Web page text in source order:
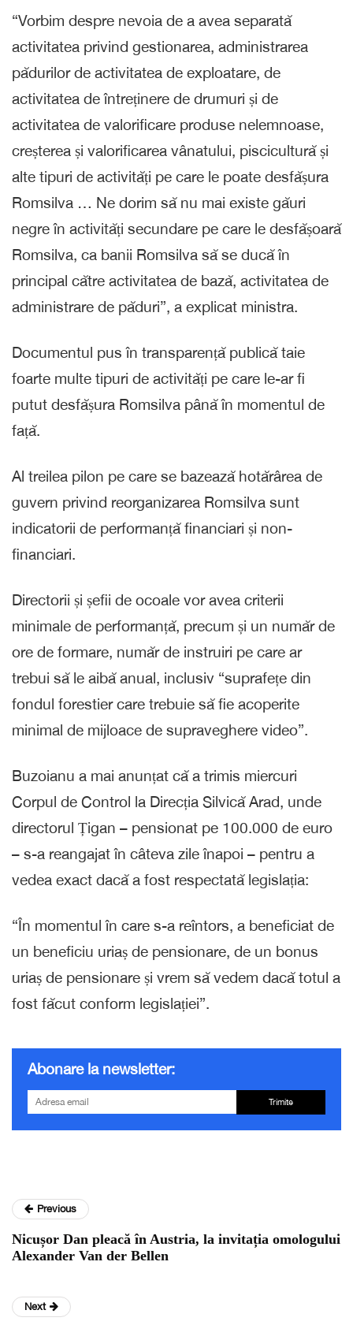
“Vorbim despre nevoia de a avea separată
activitatea privind gestionarea, administrarea
pădurilor de activitatea de exploatare, de
activitatea de întreținere de drumuri și de
activitatea de valorificare produse nelemnoase,
creșterea și valorificarea vânatului, piscicultură și
alte tipuri de activități pe care le poate desfășura
Romsilva … Ne dorim să nu mai existe găuri
negre în activități secundare pe care le desfășoară
Romsilva, ca banii Romsilva să se ducă în
principal către activitatea de bază, activitatea de
administrare de păduri”, a explicat ministra.
Documentul pus în transparență publică taie
foarte multe tipuri de activități pe care le-ar fi
putut desfășura Romsilva până în momentul de
față.
Al treilea pilon pe care se bazează hotărârea de
guvern privind reorganizarea Romsilva sunt
indicatorii de performanță financiari și non-
financiari.
Directorii și șefii de ocoale vor avea criterii
minimale de performanță, precum și un număr de
ore de formare, număr de instruiri pe care ar
trebui să le aibă anual, inclusiv “suprafețe din
fondul forestier care trebuie să fie acoperite
minimal de mijloace de supraveghere video”.
Buzoianu a mai anunțat că a trimis miercuri
Corpul de Control la Direcția Silvică Arad, unde
directorul Țigan – pensionat pe 100.000 de euro
– s-a reangajat în câteva zile înapoi – pentru a
vedea exact dacă a fost respectată legislația:
“În momentul în care s-a reîntors, a beneficiat de
un beneficiu uriaș de pensionare, de un bonus
uriaș de pensionare și vrem să vedem dacă totul a
fost făcut conform legislației”.
Abonare la newsletter:
Trimite
Previous
Nicușor Dan pleacă în Austria, la invitația omologului
Alexander Van der Bellen
Next